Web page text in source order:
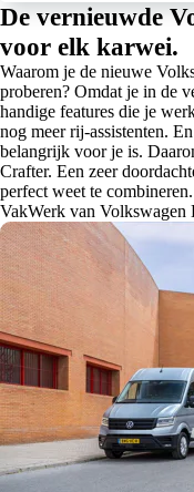
De vernieuwde
voor elk karwei.
Waarom je de nieuwe
proberen? Omdat je in de
handige features die je
nog meer rij-assistenten.
belangrijk voor je is.
Crafter. Een zeer
perfect weet te
VakWerk van Volkswagen